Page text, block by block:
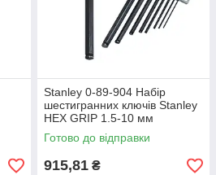
Stanley 0-89-904 Набір
шестигранних ключів Stanley
HEX GRIP 1.5-10 мм
Готово до відправки
915,81 ₴